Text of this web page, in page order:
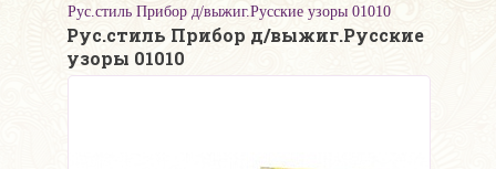
Рус.стиль Прибор д/выжиг.Русские узоры 01010
Рус.стиль Прибор д/выжиг.Русские
узоры 01010